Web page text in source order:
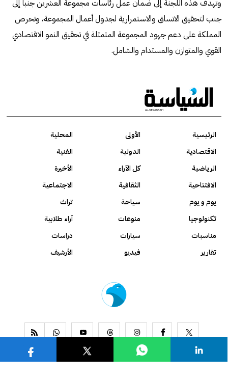
وتهدف هذه اللجنة إلى ضمان عمل رئاسات مجموعة العشرين جنباً إلى
جنب لتحقيق الاتساق والاستمرارية لجدول أعمال المجموعة، وتحرص
المملكة على دعم جهود المجموعة المتمثلة في تحقيق النمو الاقتصادي
القوي والمتوازن والمستدام والشامل.
الرئيسية الأولى
المحلية
الاقتصادية
الدولية
الفنية
الرياضية
كل الآراء
الأخيرة
الافتتاحية
الثقافية
الاجتماعية
يوم و يوم
سياحة
تراث
تكنولوجيا
منوعات
آراء طلابية
مناسبات
سيارات
دراسات
تقارير
فيديو الأرشيف